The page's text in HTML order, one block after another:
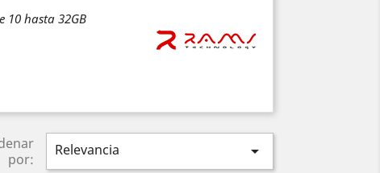
10 hasta 32GB
por:
Relevancia 